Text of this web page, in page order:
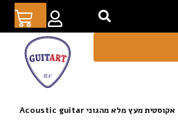
גיטרה אקוסטית מעץ מלא מהגוני Acoustic guitar